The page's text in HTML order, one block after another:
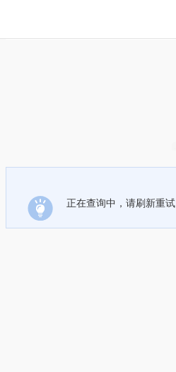
正在查询中，请刷新重试